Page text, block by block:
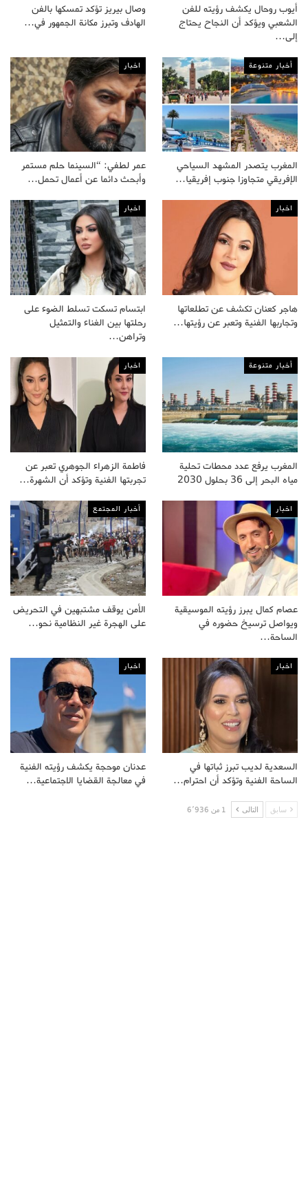
أيوب روحال يكشف رؤيته للفن
الشعبي ويؤكد أن النجاح يحتاج
إلى…
وصال بيريز تؤكد تمسكها بالفن
الهادف وتبرز مكانة الجمهور في…
أخبار متنوعة
المغرب يتصدر المشهد السياحي
الإفريقي متجاوزا جنوب إفريقيا…
اخبار
عمر لطفي: “السينما حلم مستمر
وأبحث دائما عن أعمال تحمل…
اخبار
هاجر كعنان تكشف عن تطلعاتها
وتجاربها الفنية وتعبر عن رؤيتها…
اخبار
ابتسام تسكت تسلط الضوء على
رحلتها بين الغناء والتمثيل
وتراهن…
أخبار متنوعة
المغرب يرفع عدد محطات تحلية
مياه البحر إلى 36 بحلول 2030
اخبار
فاطمة الزهراء الجوهري تعبر عن
تجربتها الفنية وتؤكد أن الشهرة…
اخبار
عصام كمال يبرز رؤيته الموسيقية
ويواصل ترسيخ حضوره في
الساحة…
أخبار المجتمع
الأمن يوقف مشتبهين في التحريض
على الهجرة غير النظامية نحو…
اخبار
السعدية لديب تبرز ثباتها في
الساحة الفنية وتؤكد أن احترام…
اخبار
عدنان موحجة يكشف رؤيته الفنية
في معالجة القضايا الاجتماعية…
سابق التالى 1 من 6٬936